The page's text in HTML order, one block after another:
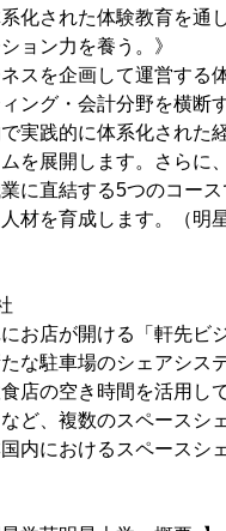
系化された体験教育を通
ョン力を養う。》
スを企画して運営する
ング・会計分野を横断
実践的に体系化された
を展開します。さらに
に直結する5つのコー
材を育成します。（明
お店が開ける「軒先ビ
な駐車場のシェアシス
店の空き時間を活用し
ど、複数のスペースシ
内におけるスペースシ